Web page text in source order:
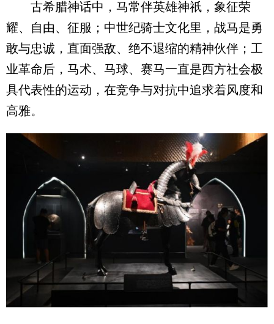
古希腊神话中，马常伴英雄神祇，象征荣
耀、自由、征服；中世纪骑士文化里，战马是勇
敢与忠诚，直面强敌、绝不退缩的精神伙伴；工
业革命后，马术、马球、赛马一直是西方社会极
具代表性的运动，在竞争与对抗中追求着风度和
高雅。